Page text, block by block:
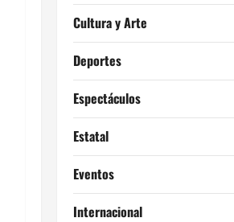
Cultura y Arte
Deportes
Espectáculos
Estatal
Eventos
Internacional